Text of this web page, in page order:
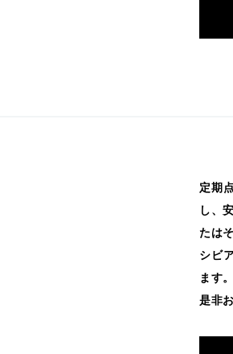
定期
し、
たは
シビ
ます。
是非